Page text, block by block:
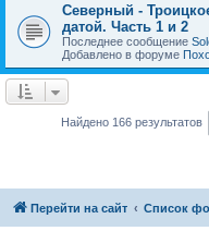
Северный -
датой. Часть 1 и 2
Последнее сообщение
Добавлено в форуме
Найдено 166 результатов
Перейти на сайт Список